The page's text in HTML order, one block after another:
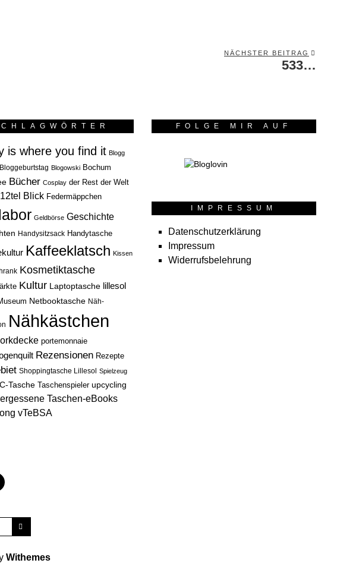
NÄCHSTER BEITRAG
533…
is where you find it Blogg
Bloggeburtstag Blogowski Bochum
Bücher Cosplay der Rest der Welt
Blick Federmäppchen
Geldbörse Geschichte
Handysitzsack Handytasche
Kaffeeklatsch Kissen
Kosmetiktasche
Kultur Laptoptasche lillesol
Netbooktasche Näh-
Nähkästchen
portemonnaie
Rezensionen Rezepte
Shoppingtasche Lillesol Spielzeug
Tasche Taschenspieler upcycling
Taschen-eBooks
vTeBSA
FOLGE MIR AUF
IMPRESSUM
Datenschutzerklärung
Impressum
Widerrufsbelehrung
Withemes